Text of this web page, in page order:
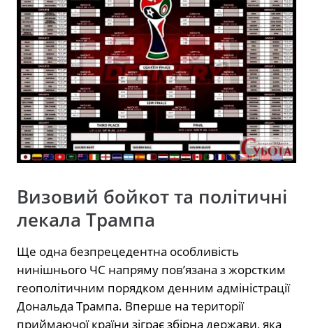
Визовий бойкот та політичні
лекала Трампа
Ще одна безпрецедентна особливість
нинішнього ЧС напряму пов’язана з жорстким
геополітичним порядком денним адміністрації
Дональда Трампа. Вперше на території
приймаючої країни зіграє збірна держави, яка